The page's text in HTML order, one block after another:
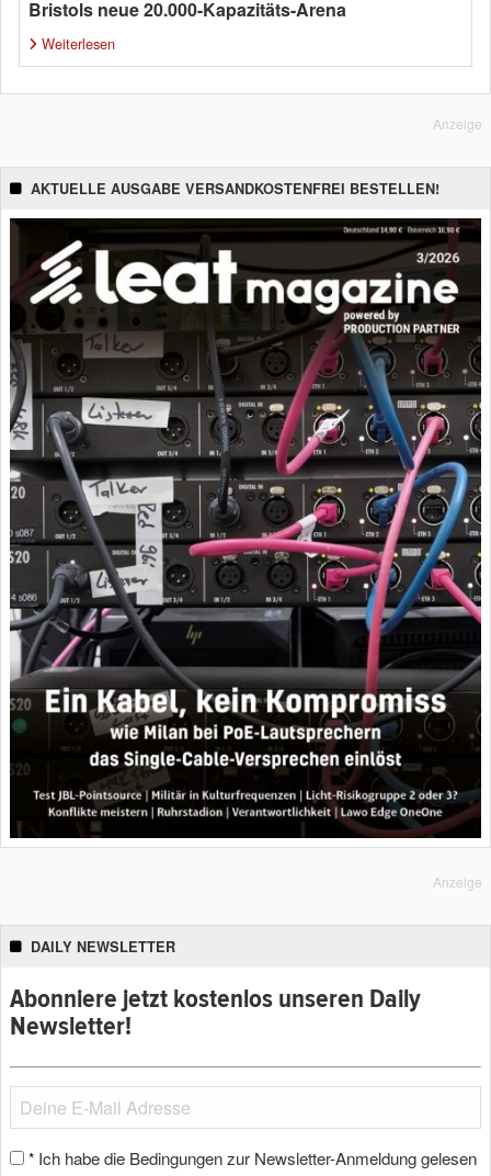
Bristols neue 20.000-Kapazitäts-Arena
Weiterlesen
Anzeige
AKTUELLE AUSGABE VERSANDKOSTENFREI BESTELLEN!
Anzeige
DAILY NEWSLETTER
Abonniere jetzt kostenlos unseren Daily
Newsletter!
* Ich habe die Bedingungen zur Newsletter-Anmeldung gelesen